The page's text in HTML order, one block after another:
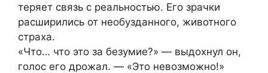
теряет связь с реальностью. Его зрачки
расширились от необузданного, животного
страха.
«Что… что это за безумие?» — выдохнул он,
голос его дрожал. — «Это невозможно!»